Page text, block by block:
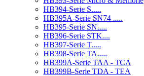
HB394-Serie S.....
HB395A-Serie SN74 .....
HB395-Serie SN.....
HB396-Serie STK....
HB397-Serie T.....
HB398-Serie TA.....
HB399A-Serie TAA - TCA
HB399B-Serie TDA - TEA